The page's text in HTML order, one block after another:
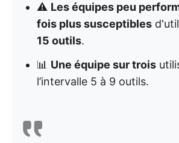
⚠️ Les équipes peu
fois plus susceptibles
15 outils.
📊 Une équipe sur trois
l’intervalle 5 à 9 outils.